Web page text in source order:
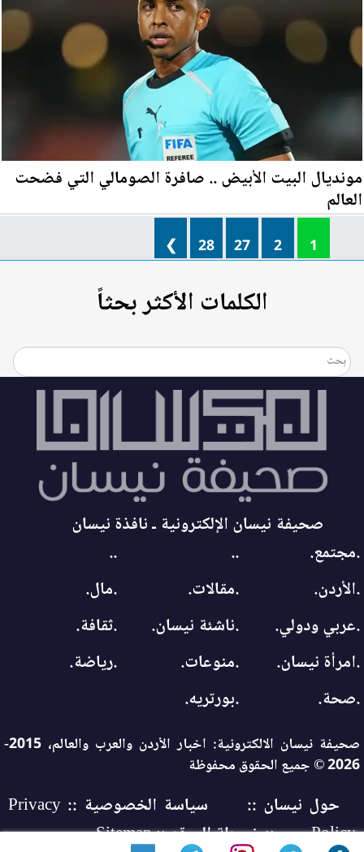
مونديال البيت الأبيض .. صافرة الصومالي التي فضحت
العالم
1
2
27
28
❯
الكلمات الأكثر بحثاً
صحيفة نيسان الإلكترونية ـ نافذة نيسان
.مجتمع.
..
..
.الأردن.
.مقالات.
.مال.
.عربي ودولي.
.ناشئة نيسان.
.ثقافة.
.امرأة نيسان.
.منوعات.
.رياضة.
.صحة.
.بورتريه.
صحيفة نيسان الالكترونية: اخبار الأردن والعرب والعالم، 2015-
2026 © جميع الحقوق محفوظة
حول نيسان ::
سياسة الخصوصية :: Privacy
Policy
:: خريطة الموقع :: Sitemap